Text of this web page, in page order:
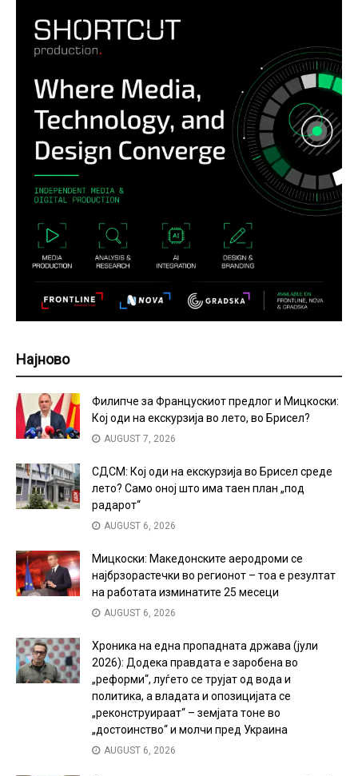
Најново
Филипче за Францускиот предлог и Мицкоски:
Кој оди на екскурзија во лето, во Брисел?
AUGUST 7, 2026
СДСМ: Кој оди на екскурзија во Брисел среде
лето? Само оној што има таен план „под
радарот“
AUGUST 6, 2026
Мицкоски: Македонските аеродроми се
најбрзорастечки во регионот – тоа е резултат
на работата изминатите 25 месеци
AUGUST 6, 2026
Хроника на една пропадната држава (јули
2026): Додека правдата е заробена во
„реформи“, луѓето се трујат од вода и
политика, а владата и опозицијата се
„реконструираат“ – земјата тоне во
„достоинство“ и молчи пред Украина
AUGUST 6, 2026